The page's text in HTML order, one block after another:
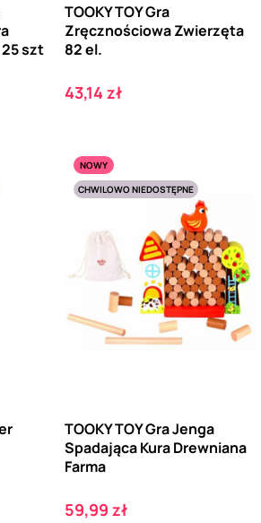
szt
TOOKY TOY Gra
Zręcznościowa Zwierzęta
82 el.
Cena
43,14 zł
NOWY
CHWILOWO NIEDOSTĘPNE
TOOKY TOY Gra Jenga
Spadająca Kura Drewniana
Farma
Cena
59,99 zł